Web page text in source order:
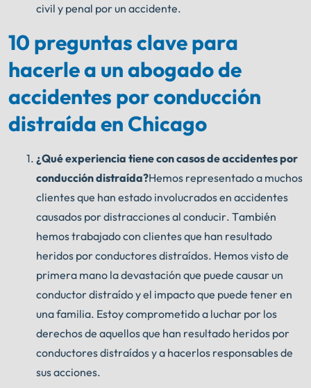
civil y penal por un accidente.
10 preguntas clave para
hacerle a un abogado de
accidentes por conducción
distraída en Chicago
¿Qué experiencia tiene con casos de accidentes por
conducción distraída?Hemos representado a muchos
clientes que han estado involucrados en accidentes
causados por distracciones al conducir. También
hemos trabajado con clientes que han resultado
heridos por conductores distraídos. Hemos visto de
primera mano la devastación que puede causar un
conductor distraído y el impacto que puede tener en
una familia. Estoy comprometido a luchar por los
derechos de aquellos que han resultado heridos por
conductores distraídos y a hacerlos responsables de
sus acciones.